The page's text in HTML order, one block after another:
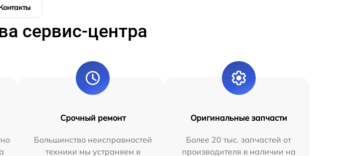
сервис-центра
Срочный ремонт
Большинство неисправностей
техники мы устраняем в
Оригинальные запчасти
Более 20 тыс. запчастей от
производителя в наличии на